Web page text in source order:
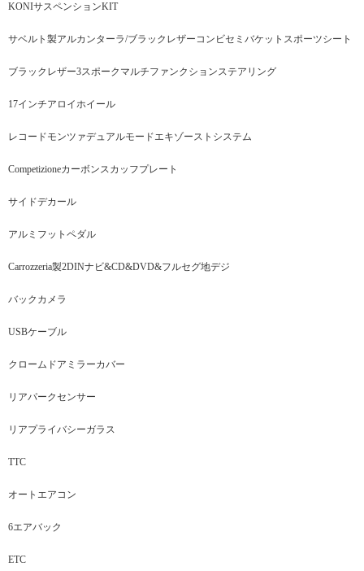
KONIサスペンションKIT
サベルト製アルカンターラ/ブラックレザーコンビセミバケットスポーツシート
ブラックレザー3スポークマルチファンクションステアリング
17インチアロイホイール
レコードモンツァデュアルモードエキゾーストシステム
Competizioneカーボンスカッフプレート
サイドデカール
アルミフットペダル
Carrozzeria製2DINナビ&CD&DVD&フルセグ地デジ
バックカメラ
USBケーブル
クロームドアミラーカバー
リアパークセンサー
リアプライバシーガラス
TTC
オートエアコン
6エアバック
ETC